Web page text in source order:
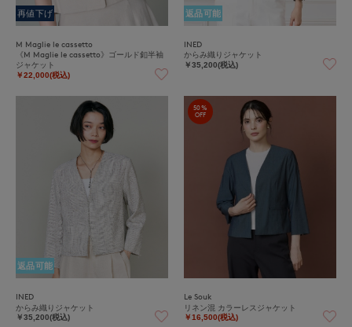
再値下げ
M Maglie le cassetto
《M Maglie le cassetto》ゴールド釦半袖
ジャケット
￥22,000(税込)
返品可能
INED
からみ織りジャケット
￥35,200(税込)
返品可能
INED
からみ織りジャケット
￥35,200(税込)
50%
OFF
Le Souk
リネン混 カラーレスジャケット
￥16,500(税込)